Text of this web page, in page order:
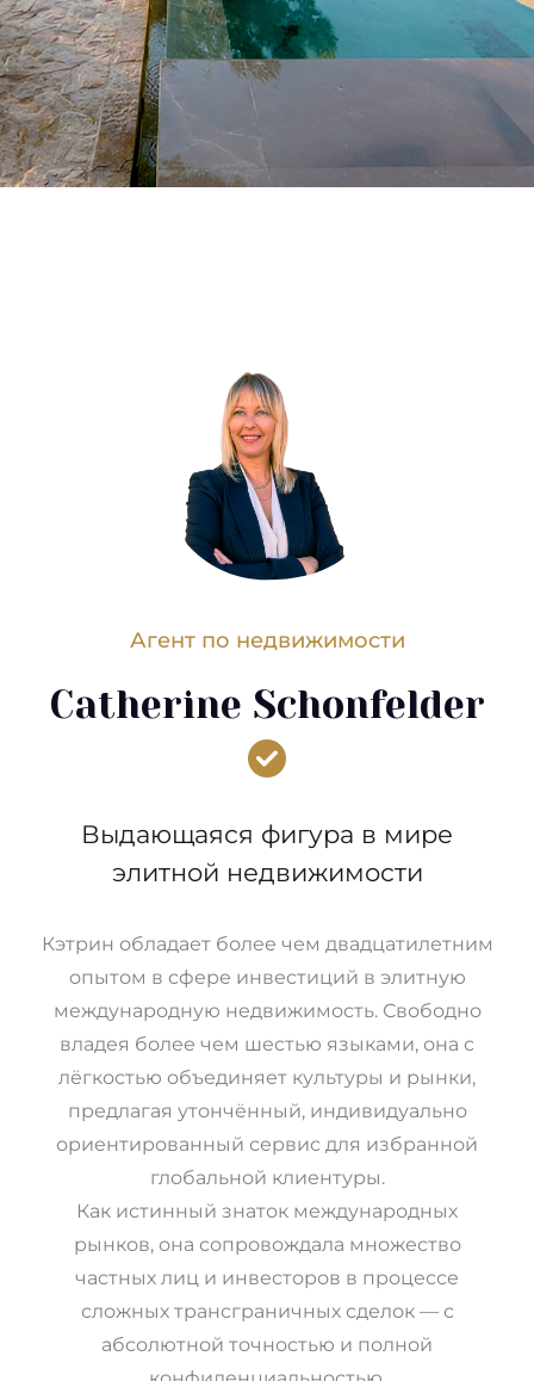
Агент по недвижимости
Catherine Schonfelder
Выдающаяся фигура в мире
элитной недвижимости
Кэтрин обладает более чем двадцатилетним
опытом в сфере инвестиций в элитную
международную недвижимость. Свободно
владея более чем шестью языками, она с
лёгкостью объединяет культуры и рынки,
предлагая утончённый, индивидуально
ориентированный сервис для избранной
глобальной клиентуры.
Как истинный знаток международных
рынков, она сопровождала множество
частных лиц и инвесторов в процессе
сложных трансграничных сделок — с
абсолютной точностью и полной